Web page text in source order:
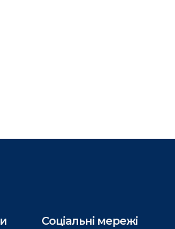
Соціальні мережі